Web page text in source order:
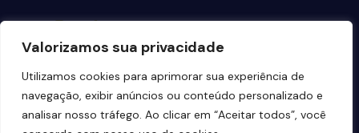
Valorizamos sua privacidade
Utilizamos cookies para aprimorar sua experiência de
navegação, exibir anúncios ou conteúdo personalizado e
analisar nosso tráfego. Ao clicar em “Aceitar todos”, você
Idiomas